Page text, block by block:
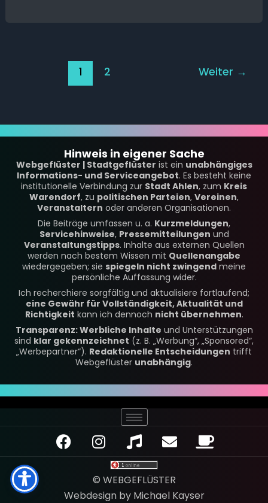
1 2 Weiter →
Hinweis in eigener Sache
Webgeflüster | Stadtgeflüster ist ein unabhängiges
Informations- und Serviceangebot. Es besteht keine
institutionelle Verbindung zur Stadt Ahlen, zum Kreis
Warendorf, zu politischen Parteien, Vereinen,
Veranstaltern oder anderen Organisationen.
Die Beiträge umfassen u. a. Kurzmeldungen,
Servicehinweise, Pressemitteilungen und
Veranstaltungstipps. Inhalte aus externen Quellen
werden nach bestem Wissen mit Quellenangabe
wiedergegeben; sie spiegeln nicht zwingend meine
persönliche Auffassung wider.
Ich recherchiere sorgfältig und aktualisiere fortlaufend;
eine Gewähr für Vollständigkeit, Aktualität und
Richtigkeit kann ich dennoch nicht übernehmen.
Transparenz: Werbliche Inhalte und Unterstützungen
sind klar gekennzeichnet (z. B. „Werbung“, „Sponsored“,
„Werbepartner“). Redaktionelle Entscheidungen trifft
Webgeflüster unabhängig.
F
a
c
b
I
n
s
t
a
M
u
s
i
c
E
n
v
e
l
C
o
f
e
© WEBGEFLÜSTER
Webdesign by Michael Kayser